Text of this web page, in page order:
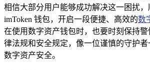
相信大部分用户能够成功解决这一困扰，
imToken 钱包，开启一段便捷、高效的数
在使用数字资产钱包时，也要时刻保持
律法规和安全规定，像一位谨慎的守护
数字资产安全。